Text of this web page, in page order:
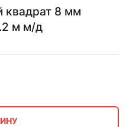
квадрат 8 мм
м м/д